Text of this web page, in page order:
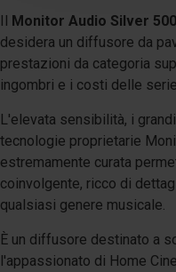
Il Monitor Audio Silver
desidera un diffusore da
prestazioni da categoria
ingombri e i costi delle
L'elevata sensibilità, i
tecnologie proprietarie
estremamente curata
coinvolgente, ricco di
qualsiasi genere musicale.
È un diffusore destinato a
l'appassionato di Home